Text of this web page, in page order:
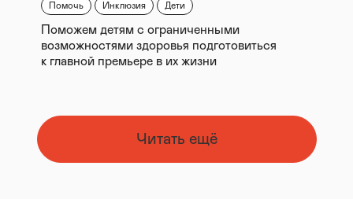
Помочь Инклюзия Дети
Поможем детям с ограниченными
возможностями здоровья подготовиться
к главной премьере в их жизни
Читать ещё